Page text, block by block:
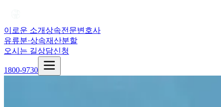
이로운 소개상속전문변호사
유류분·상속재산분할
오시는 길상담신청
1800-9730